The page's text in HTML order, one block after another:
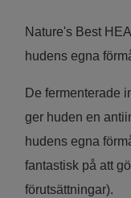
Nature's Best
hudens egna
De fermenterade
ger huden en
hudens egna
fantastisk på att
förutsättningar).